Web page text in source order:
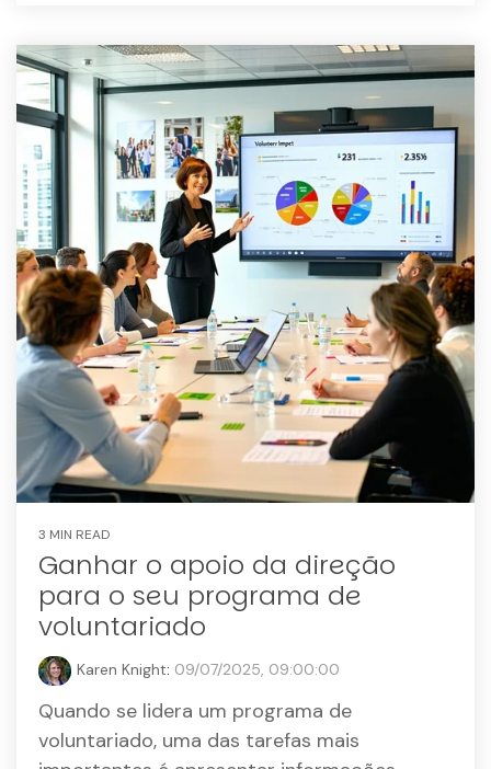
3 MIN READ
Ganhar o apoio da direção
para o seu programa de
voluntariado
Karen Knight: 09/07/2025, 09:00:00
Quando se lidera um programa de
voluntariado, uma das tarefas mais